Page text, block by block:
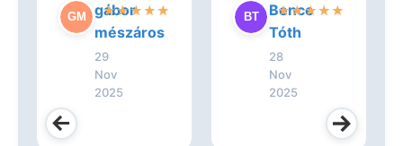
gábor
mészáros
29
Nov
2025
★★★★★
Bence
Tóth
28
Nov
2025
★★★★★